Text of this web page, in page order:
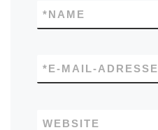
NAME
*
E-MAIL-ADRESSE
*
WEBSITE